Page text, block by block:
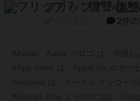
フリップ７：復
2件の